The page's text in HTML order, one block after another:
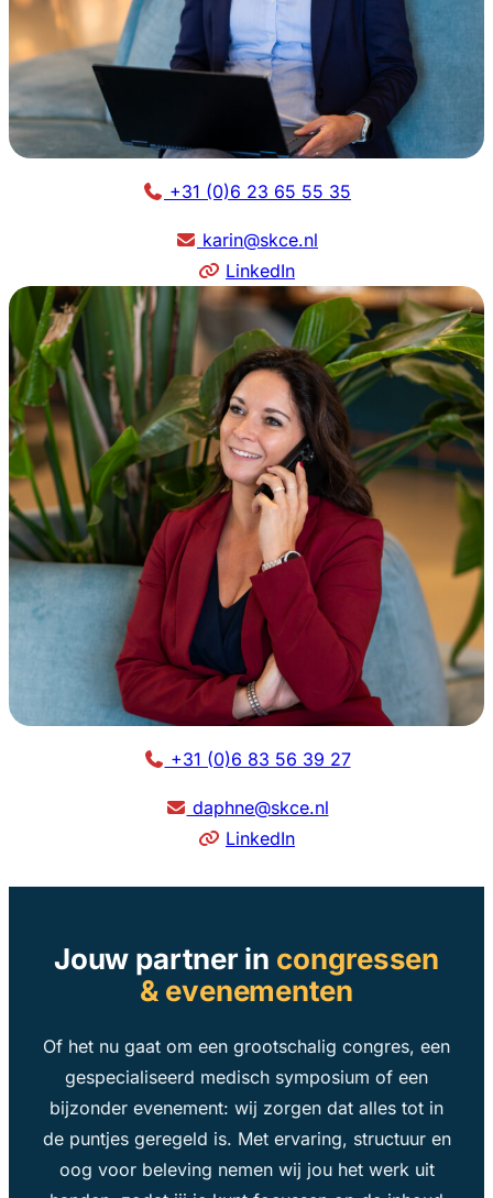
+31 (0)6 23 65 55 35
karin@skce.nl
LinkedIn
+31 (0)6 83 56 39 27
daphne@skce.nl
LinkedIn
Jouw partner in congressen
& evenementen
Of het nu gaat om een grootschalig congres, een
gespecialiseerd medisch symposium of een
bijzonder evenement: wij zorgen dat alles tot in
de puntjes geregeld is. Met ervaring, structuur en
oog voor beleving nemen wij jou het werk uit